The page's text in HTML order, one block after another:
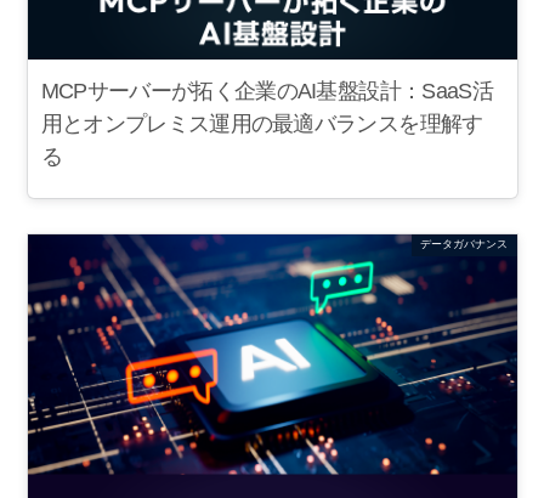
MCPサーバーが拓く企業のAI基盤設計：SaaS活
用とオンプレミス運用の最適バランスを理解す
る
データガバナンス